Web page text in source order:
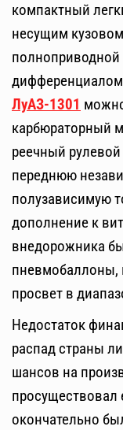
компактный
несущим
ЛуАЗ-1301
карбюраторный
реечный
переднюю
полузависимую
дополнение к
внедорожника
пневмобаллоны,
просвет в
Недостаток
распад страны
шансов на
просуществовал
окончательно